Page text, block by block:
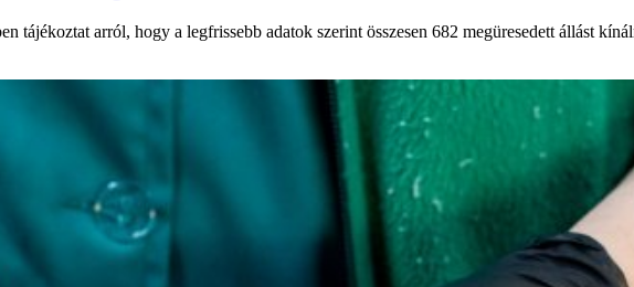
arról, hogy a legfrissebb adatok szerint összesen 682 megüresedett állást